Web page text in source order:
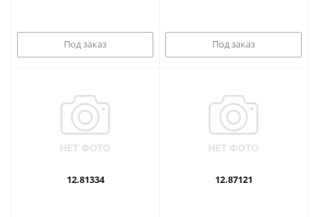
Под заказ Под заказ
12.81334 12.87121